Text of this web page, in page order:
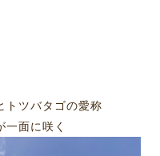
ツバタゴの愛称
面に咲く